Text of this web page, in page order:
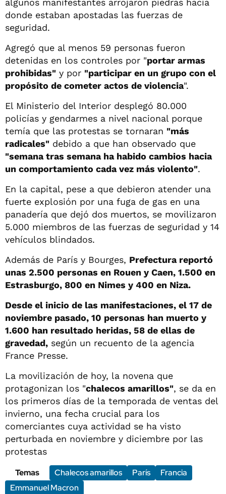
algunos manifestantes arrojaron piedras hacia
donde estaban apostadas las fuerzas de
seguridad.
Agregó que al menos 59 personas fueron
detenidas en los controles por "portar armas
prohibidas" y por "participar en un grupo con el
propósito de cometer actos de violencia".
El Ministerio del Interior desplegó 80.000
policías y gendarmes a nivel nacional porque
temía que las protestas se tornaran "más
radicales" debido a que han observado que
"semana tras semana ha habido cambios hacia
un comportamiento cada vez más violento".
En la capital, pese a que debieron atender una
fuerte explosión por una fuga de gas en una
panadería que dejó dos muertos, se movilizaron
5.000 miembros de las fuerzas de seguridad y 14
vehículos blindados.
Además de París y Bourges, Prefectura reportó
unas 2.500 personas en Rouen y Caen, 1.500 en
Estrasburgo, 800 en Nimes y 400 en Niza.
Desde el inicio de las manifestaciones, el 17 de
noviembre pasado, 10 personas han muerto y
1.600 han resultado heridas, 58 de ellas de
gravedad, según un recuento de la agencia
France Presse.
La movilización de hoy, la novena que
protagonizan los "chalecos amarillos", se da en
los primeros días de la temporada de ventas del
invierno, una fecha crucial para los
comerciantes cuya actividad se ha visto
perturbada en noviembre y diciembre por las
protestas
Temas
Chalecos amarillos París
Francia
Emmanuel Macron